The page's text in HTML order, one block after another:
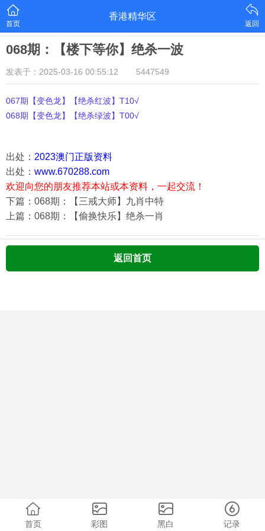
首页
香港精华区
返回
068期：【楼下等你】绝杀一波
发表于：2025-03-16 00:55:12 5447549
067期【变色龙】【绝杀红波】T10√
068期【变色龙】【绝杀绿波】T00√
出处： 2023澳门正版资料
出处： www.670288.com
欢迎向您的朋友推荐本站或本资料，一起交流！
下篇：068期：【三戒大师】九肖中特
上篇：068期：【偷换快乐】绝杀一肖
返回首页
首页 彩图 黑白 记录